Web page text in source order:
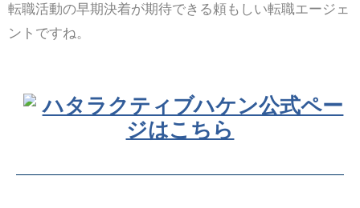
転職活動の早期決着が期待できる頼もしい転職エージェ
ントですね。
ハタラクティブハケン公式ペー
ジはこちら